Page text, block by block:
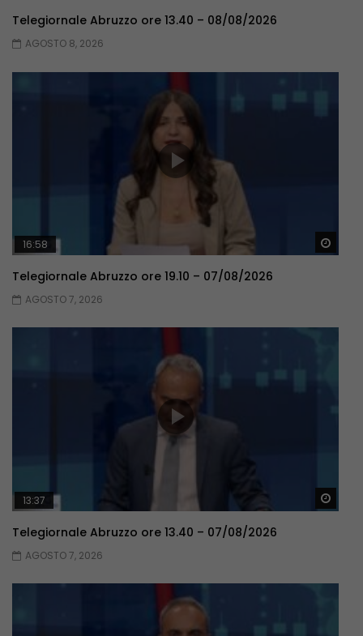
Telegiornale Abruzzo ore 13.40 – 08/08/2026
AGOSTO 8, 2026
16:58
Telegiornale Abruzzo ore 19.10 – 07/08/2026
AGOSTO 7, 2026
13:37
Telegiornale Abruzzo ore 13.40 – 07/08/2026
AGOSTO 7, 2026